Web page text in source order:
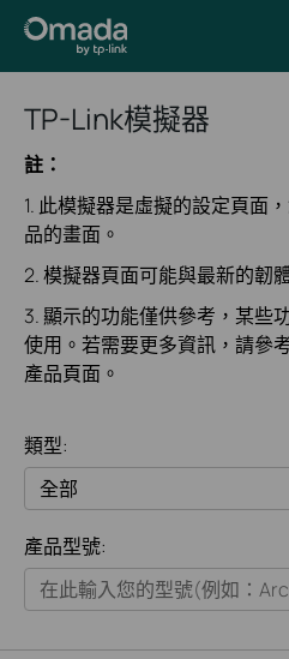
TP-Link模擬器
註：
1. 此模擬器是虛擬的設定頁面
品的畫面。
2. 模擬器頁面可能與最新的韌
3. 顯示的功能僅供參考，某些
使用。若需要更多資訊，請參
產品頁面。
類型:
全部
家用產品
智慧家庭系列
產品型號: